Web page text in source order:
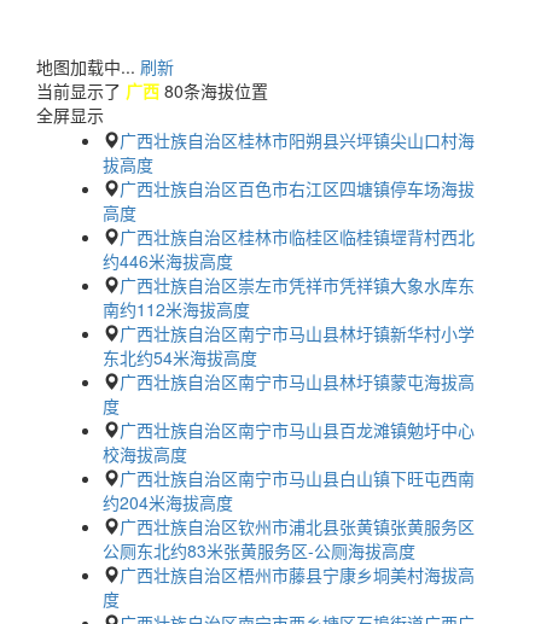
地图加载中... 刷新
当前显示了 广西 80条海拔位置
全屏显示
广西壮族自治区桂林市阳朔县兴坪镇尖山口村海
拔高度
广西壮族自治区百色市右江区四塘镇停车场海拔
高度
广西壮族自治区桂林市临桂区临桂镇堽背村西北
约446米海拔高度
广西壮族自治区崇左市凭祥市凭祥镇大象水库东
南约112米海拔高度
广西壮族自治区南宁市马山县林圩镇新华村小学
东北约54米海拔高度
广西壮族自治区南宁市马山县林圩镇蒙屯海拔高
度
广西壮族自治区南宁市马山县百龙滩镇勉圩中心
校海拔高度
广西壮族自治区南宁市马山县白山镇下旺屯西南
约204米海拔高度
广西壮族自治区钦州市浦北县张黄镇张黄服务区
公厕东北约83米张黄服务区-公厕海拔高度
广西壮族自治区梧州市藤县宁康乡垌美村海拔高
度